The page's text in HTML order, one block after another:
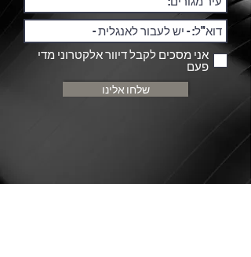
אני מסכים לקבל דיוור אלקטרוני מדי
פעם
שלחו אלינו